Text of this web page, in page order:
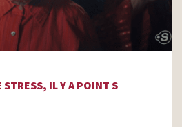
IL Y A POINT S